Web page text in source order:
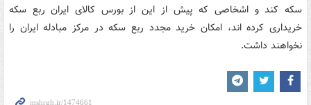
سکه کند و اشخاصی که پیش از این از بورس کالای ایران ربع سکه
خریداری کرده اند، امکان خرید مجدد ربع سکه در مرکز مبادله ایران را
نخواهند داشت.